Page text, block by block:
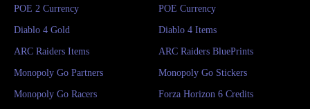
POE 2 Currency POE Currency
Diablo 4 Gold Diablo 4 Items
ARC Raiders Items ARC Raiders BluePrints
Monopoly Go Partners Monopoly Go Stickers
Monopoly Go Racers Forza Horizon 6 Credits